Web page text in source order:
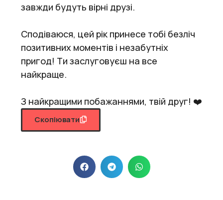
завжди будуть вірні друзі.
Сподіваюся, цей рік принесе тобі безліч
позитивних моментів і незабутніх
пригод! Ти заслуговуєш на все
найкраще.
З найкращими побажаннями, твій друг! ❤️
Скопіювати